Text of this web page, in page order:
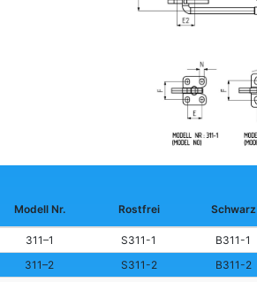
Modell Nr. Rostfrei Schwarz
311–1 S311-1 B311-1
311–2
S311-2 B311-2